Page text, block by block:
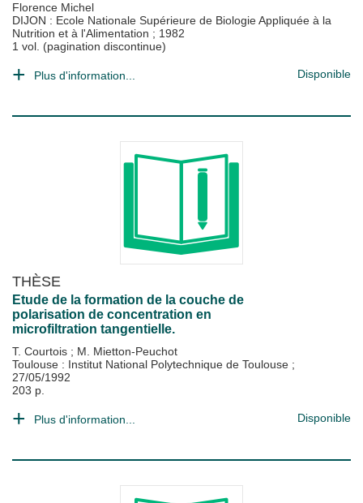
Florence Michel
DIJON : Ecole Nationale Supérieure de Biologie Appliquée à la
Nutrition et à l'Alimentation ; 1982
1 vol. (pagination discontinue)
Plus d'information... Disponible
THÈSE
Etude de la formation de la couche de
polarisation de concentration en
microfiltration tangentielle.
T. Courtois ; M. Mietton-Peuchot
Toulouse : Institut National Polytechnique de Toulouse ;
27/05/1992
203 p.
Plus d'information... Disponible